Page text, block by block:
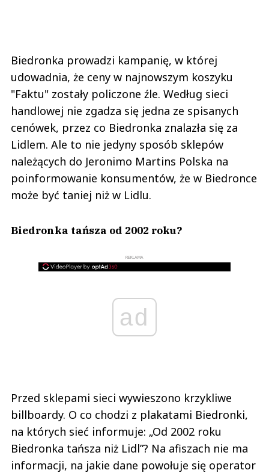
Biedronka prowadzi kampanię, w której
udowadnia, że ceny w najnowszym koszyku
"Faktu" zostały policzone źle. Według sieci
handlowej nie zgadza się jedna ze spisanych
cenówek, przez co Biedronka znalazła się za
Lidlem. Ale to nie jedyny sposób sklepów
należących do Jeronimo Martins Polska na
poinformowanie konsumentów, że w Biedronce
może być taniej niż w Lidlu.
Biedronka tańsza od 2002 roku?
REKLAMA
ad
Przed sklepami sieci wywieszono krzykliwe
billboardy. O co chodzi z plakatami Biedronki,
na których sieć informuje: „Od 2002 roku
Biedronka tańsza niż Lidl”? Na afiszach nie ma
informacji, na jakie dane powołuje się operator